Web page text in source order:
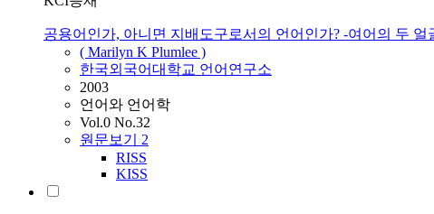
공용어인가, 아니면 지배도구로서의 언어인가? -여어의 두 얼
( Marilyn K Plumlee )
한국외국어대학교 언어연구소
2003
언어와 언어학
Vol.0 No.32
원문보기 2
RISS
KISS